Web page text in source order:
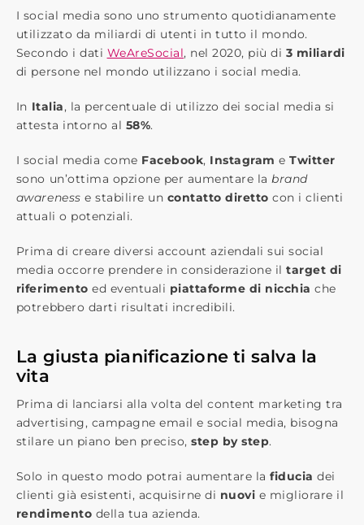
I social media sono uno strumento quotidianamente
utilizzato da miliardi di utenti in tutto il mondo.
Secondo i dati ​ WeAreSocial, nel 2020, più di​ 3 miliardi​
di persone nel mondo utilizzano i social media.
In​ Italia​, la percentuale di utilizzo dei social media si
attesta intorno al 58%​.
I social media come ​Facebook​, ​ Instagram ​ e ​Twitter
sono un’ottima opzione per aumentare labrand
awareness e stabilire un ​contatto diretto​ con i clienti
attuali o potenziali.
Prima di creare diversi account aziendali sui social
media occorre prendere in considerazione il ​target di
riferimento ​ ed eventuali piattaforme di nicchia ​ che
potrebbero darti risultati incredibili.
La giusta pianificazione ti salva la
vita
Prima di lanciarsi alla volta del content marketing tra
advertising, campagne email e social media, bisogna
stilare un piano ben preciso, step by step​.
Solo in questo modo potrai aumentare la​fiducia ​ dei
clienti già esistenti, acquisirne di ​nuovi​ e migliorare il ​
rendimento ​della tua azienda.